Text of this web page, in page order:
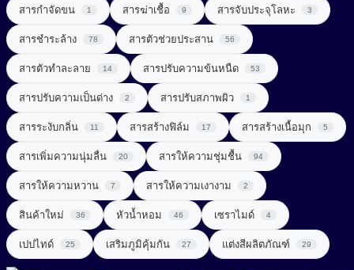
สารช่วยผลัดเซลล์ผิว (Exfoliating Agent)
สารช่วยเพิ่มความคงตัว (Consistency Factors)
สารช่วยให้ผิวกระชับ (Firming Agent)
สารช่วยให้ผิวผ่อนคลาย (Soothing Agent)
สารทำความสะอาด (Surfactant)
Amino Acid Surfactant
Amphoteric Surfactant
Anionic Surfactant
สารทำละลาย (Solvent)
สารปรับ pH (pH adjust)
สารปรับความนุ่มลื่น (Conditioning Agent)
สารสกัดจากพืช
สารสกัดจากสมุนไพร (Herbal extract)
สารออกฤทธิ์ (Active)
สารเสริมโปรตีน (Protein Enhancer)
สารแต่งสี (Coloring)
สารให้ความหวาน (Sweetener)
เพิ่มสารอาหาร (Nutrient added)
สารกำจัดขน 1 สารฆ่าเชื้อ 9 สารจับประจุโลหะ 3
สารชำระล้าง 78 สารตัวช่วยประสาน 56
สารตัวทำละลาย 14 สารปรับความข้นหนืด 53
สารปรับความเป็นด่าง 2 สารปรับสภาพผิว 1
สารระงับกลิ่น 11 สารสร้างฟิล์ม 17 สารสร้างเนื้อมุก 5
สารเพิ่มความนุ่มลื่น 20 สารให้ความชุ่มชื้น 94
สารให้ความหวาน 7 สารให้ความเงางาม 2
สินค้าใหม่ 36 หัวน้ำหอม 46 เซราไมด์ 4
เปปไทด์ 25 เสริมภูมิคุ้มกัน 27 แต่งสีผลิตภัณฑ์ 29